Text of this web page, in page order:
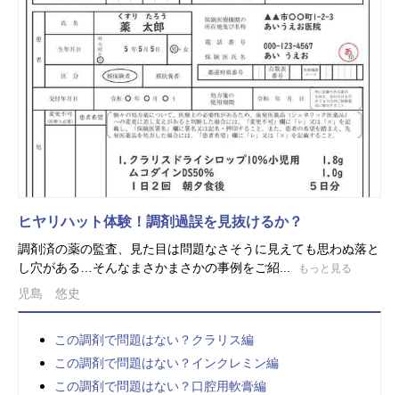
ヒヤリハット体験！調剤過誤を見抜けるか？
調剤済の薬の監査、見た目は問題なさそうに見えても思わぬ落と
し穴がある…そんなまさかまさかの事例をご紹...
もっと見る
児島 悠史
この調剤で問題はない？クラリス編
この調剤で問題はない？インクレミン編
この調剤で問題はない？口腔用軟膏編